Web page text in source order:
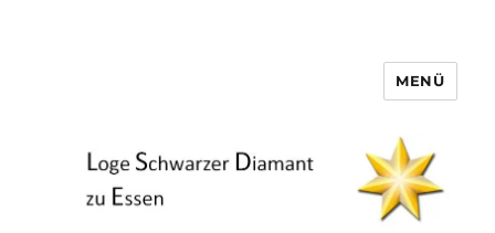
Loge Schwarzer Diamant zu
MENÜ